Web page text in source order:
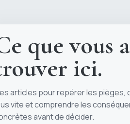
que vous
ici.
articles pour repérer les pièges,
vite et comprendre les
avant de décider.